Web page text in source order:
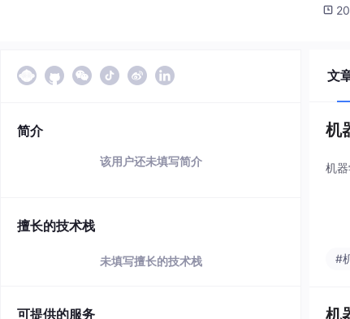
简介
该用户还未填写简介
擅长的技术栈
未填写擅长的技术栈
可提供的服务
文
机
机
#
机